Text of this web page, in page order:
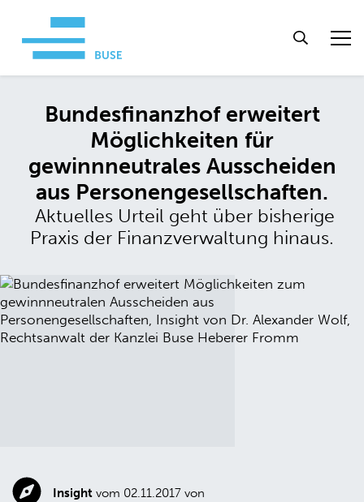
Bundesfinanzhof erweitert
Möglichkeiten für
gewinnneutrales Ausscheiden
aus Personengesellschaften.
Aktuelles Urteil geht über bisherige
Praxis der Finanzverwaltung hinaus.
Insight vom 02.11.2017 von